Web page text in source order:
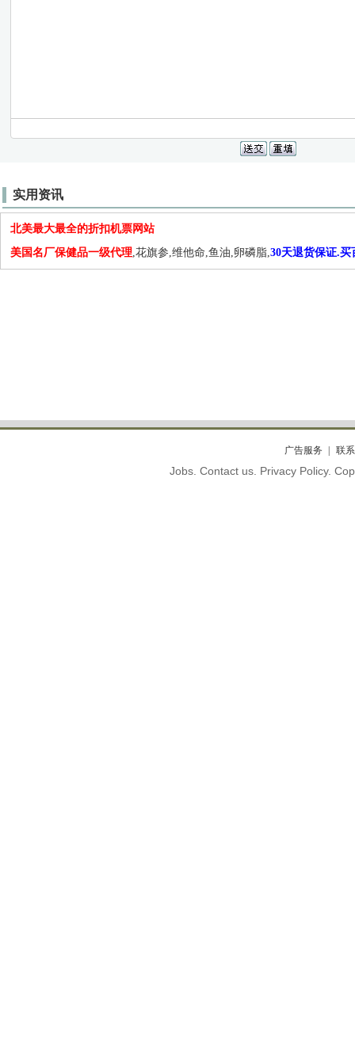
实用资讯
北美最大最全的折扣机票网站
美国名厂保健品一级代理,花旗参,维他命,鱼油,卵磷脂,30天退货保证.买
广告服务 联
Jobs. Contact us. Privacy Policy.